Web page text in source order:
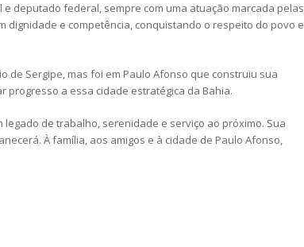
deputado federal, sempre com uma atuação marcada pelas
dignidade e competência, conquistando o respeito do povo e
de Sergipe, mas foi em Paulo Afonso que construiu sua
a essa cidade estratégica da Bahia.
de trabalho, serenidade e serviço ao próximo. Sua
À família, aos amigos e à cidade de Paulo Afonso,